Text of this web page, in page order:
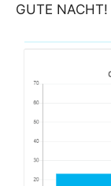
GUTE NACHT!